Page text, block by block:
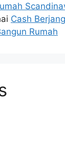
Cash
Rumah